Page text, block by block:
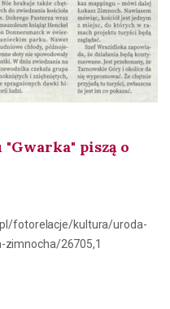
piszą o
fotorelacje/kultura/uroda-
zimnocha/26705,1